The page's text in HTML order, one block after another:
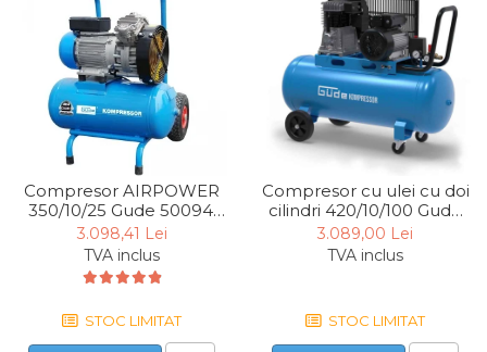
Compresor AIRPOWER
350/10/25 Gude 50094,
1500 W, 25 L, 10 bari
3.098,41 Lei
TVA inclus
STOC LIMITAT
Compresor cu ulei cu doi
cilindri 420/10/100 Gude
50148, 2200 W, 100 L, 10
bari
3.089,00 Lei
TVA inclus
STOC LIMITAT